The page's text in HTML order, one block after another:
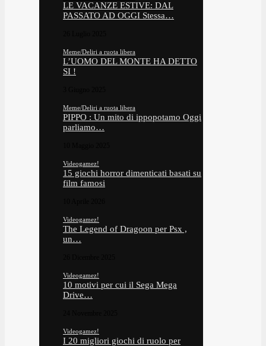
LE VACANZE ESTIVE: DAL
PASSATO AD OGGI Stessa…
Meme/Deliri a ruota libera
L’UOMO DEL MONTE HA DETTO
SI !
Meme/Deliri a ruota libera
PIPPO : Un mito di ippopotamo Oggi
parliamo…
Videogamez!
15 giochi horror dimenticati basati su
film famosi
Videogamez!
The Legend of Dragoon per Psx ,
un…
Videogamez!
10 motivi per cui il Sega Mega
Drive…
Videogamez!
I 20 migliori giochi di ruolo per